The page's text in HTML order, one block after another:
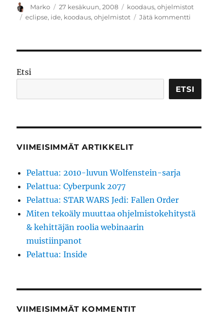
Kirjoittaja
Marko Julkaistu
27 kesäkuun, 2008 Kategoriat
koodaus,ohjelmistot
Avainsanat
eclipse, ide, koodaus,ohjelmistot Jätä kommentti
pieniä
Etsi
ETSI
VIIMEISIMMÄT ARTIKKELIT
Pelattua: 2010-luvun Wolfenstein-sarja
Pelattua: Cyberpunk 2077
Pelattua: STAR WARS Jedi: Fallen Order
Miten tekoäly muuttaa ohjelmistokehitystä
& kehittäjän roolia webinaarin
muistiinpanot
Pelattua: Inside
VIIMEISIMMÄT KOMMENTIT